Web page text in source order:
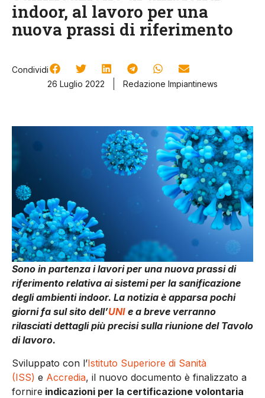
indoor, al lavoro per una
nuova prassi di riferimento
Condividi
26 Luglio 2022
Redazione Impiantinews
Sono in partenza i lavori per una nuova prassi di
riferimento relativa ai sistemi per la sanificazione
degli ambienti indoor. La notizia è apparsa pochi
giorni fa sul sito dell’UNI e a breve verranno
rilasciati dettagli più precisi sulla riunione del Tavolo
di lavoro.
Sviluppato con l’Istituto Superiore di Sanità
(ISS) e Accredia, il nuovo documento è finalizzato a
fornire indicazioni per la certificazione volontaria